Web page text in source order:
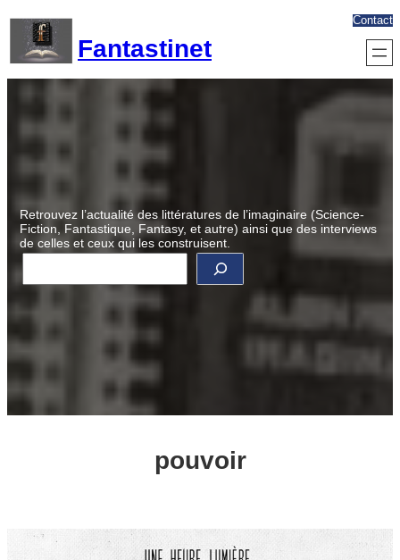
contenu
Fantastinet
Contact
Retrouvez l’actualité des littératures de l’imaginaire (Science-
Fiction, Fantastique, Fantasy, et autre) ainsi que des interviews
de celles et ceux qui les construisent.
R
e
c
c
h
pouvoir